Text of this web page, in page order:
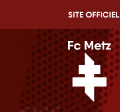
SITE OFFICIEL